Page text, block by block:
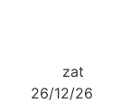
zat
26/12/26